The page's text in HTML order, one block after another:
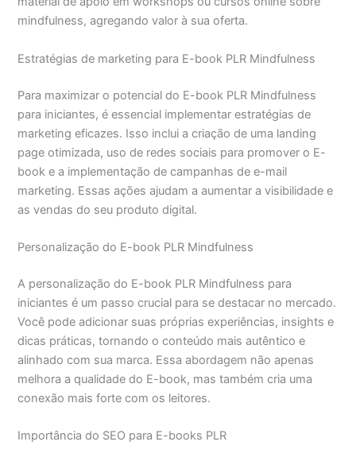
mindfulness, agregando valor à sua oferta.
Estratégias de marketing para E-book PLR Mindfulness
Para maximizar o potencial do E-book PLR Mindfulness
para iniciantes, é essencial implementar estratégias de
marketing eficazes. Isso inclui a criação de uma landing
page otimizada, uso de redes sociais para promover o E-
book e a implementação de campanhas de e-mail
marketing. Essas ações ajudam a aumentar a visibilidade e
as vendas do seu produto digital.
Personalização do E-book PLR Mindfulness
A personalização do E-book PLR Mindfulness para
iniciantes é um passo crucial para se destacar no mercado.
Você pode adicionar suas próprias experiências, insights e
dicas práticas, tornando o conteúdo mais autêntico e
alinhado com sua marca. Essa abordagem não apenas
melhora a qualidade do E-book, mas também cria uma
conexão mais forte com os leitores.
Importância do SEO para E-books PLR